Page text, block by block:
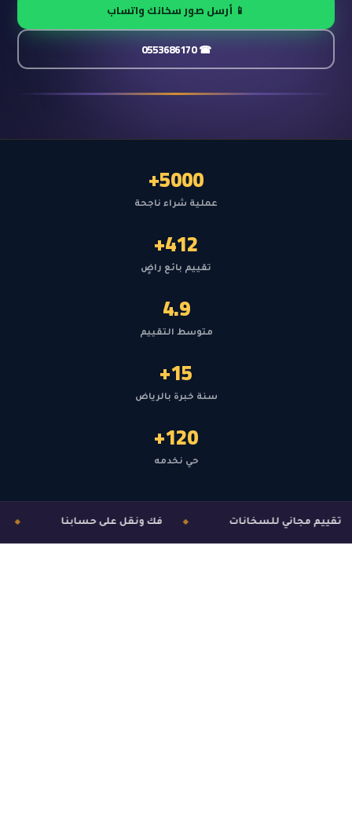
📱 أرسل صور سخانك واتساب
☎ 0553686170
5000+
عملية شراء ناجحة
412+
تقييم بائع راضٍ
4.9
متوسط التقييم
15+
سنة خبرة بالرياض
120+
حي نخدمه
تقييم مجاني للسخانات فك ونقل على حسابنا